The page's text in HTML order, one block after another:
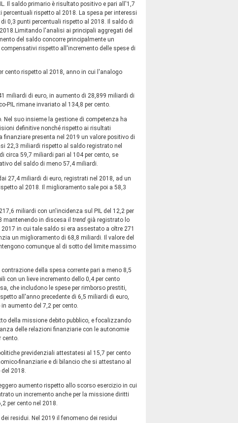
Il saldo primario è risultato positivo e pari all'1,7
rispetto al 2018. La spesa per interessi
0,3 punti percentuali rispetto al 2018. Il saldo di
l'analisi ai principali aggregati del
del saldo concorre principalmente un
rispetto all'incremento delle spese di
cento rispetto al 2018, anno in cui l'analogo
miliardi di euro, in aumento di 28,899 miliardi di
PIL rimane invariato al 134,8 per cento.
suo insieme la gestione di competenza ha
definitive nonché rispetto ai risultati
presenta nel 2019 un valore positivo di
22,3 miliardi rispetto al saldo registrato nel
circa 59,7 miliardi pari al 104 per cento, se
del saldo di meno 57,4 miliardi.
27,4 miliardi di euro, registrati nel 2018, ad un
al 2018. Il miglioramento sale poi a 58,3
miliardi con un'incidenza sul PIL del 12,2 per
mantenendo in discesa il trend già registrato lo
in cui tale saldo si era assestato a oltre 271
un miglioramento di 68,8 miliardi. Il valore del
comunque al di sotto del limite massimo
della spesa corrente pari a meno 8,5
con un lieve incremento dello 0,4 per cento
che includono le spese per rimborso prestiti,
all'anno precedente di 6,5 miliardi di euro,
aumento del 7,2 per cento.
della missione debito pubblico, e focalizzando
delle relazioni finanziarie con le autonomie
cento.
previdenziali attestatesi al 15,7 per cento
finanziarie e di bilancio che si attestano al
2018.
aumento rispetto allo scorso esercizio in cui
un incremento anche per la missione diritti
per cento nel 2018.
residui. Nel 2019 il fenomeno dei residui